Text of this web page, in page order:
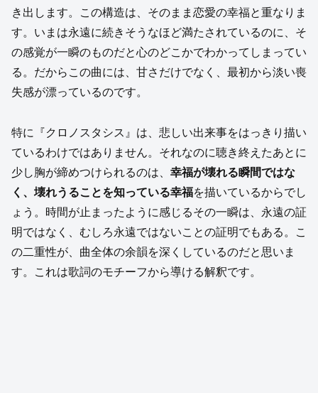
き出します。この構造は、そのまま恋愛の幸福と重なりま
す。いまは永遠に続きそうなほど満たされているのに、そ
の感覚が一瞬のものだと心のどこかでわかってしまってい
る。だからこの曲には、甘さだけでなく、最初から淡い喪
失感が漂っているのです。
特に『クロノスタシス』は、悲しい出来事をはっきり描い
ているわけではありません。それなのに聴き終えたあとに
少し胸が締めつけられるのは、 幸福が壊れる瞬間ではな
く、壊れうることを知っている幸福を描いているからでし
ょう。時間が止まったように感じるその一瞬は、永遠の証
明ではなく、むしろ永遠ではないことの証明でもある。こ
の二重性が、曲全体の余韻を深くしているのだと思いま
す。これは歌詞のモチーフから導ける解釈です。